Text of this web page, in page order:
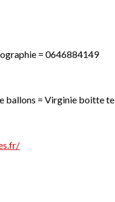
= 0646884149
ballons = Virginie boitte